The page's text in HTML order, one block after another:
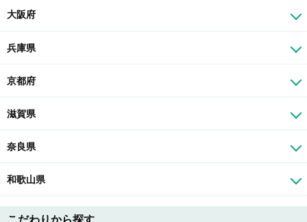
大阪府
兵庫県
京都府
滋賀県
奈良県
和歌山県
こだわりから探す